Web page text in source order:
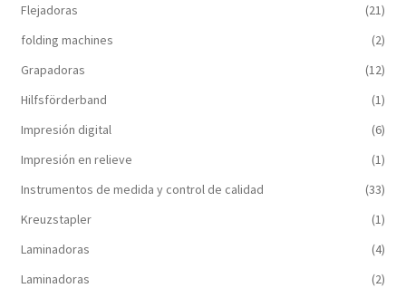
Flejadoras
(21)
folding machines
(2)
Grapadoras
(12)
Hilfsförderband
(1)
Impresión digital
(6)
Impresión en relieve
(1)
Instrumentos de medida y control de calidad
(33)
Kreuzstapler
(1)
Laminadoras
(4)
Laminadoras
(2)